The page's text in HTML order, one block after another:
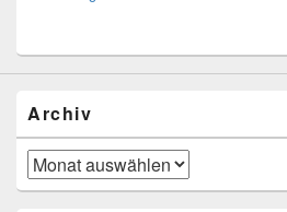
Archiv
Archiv